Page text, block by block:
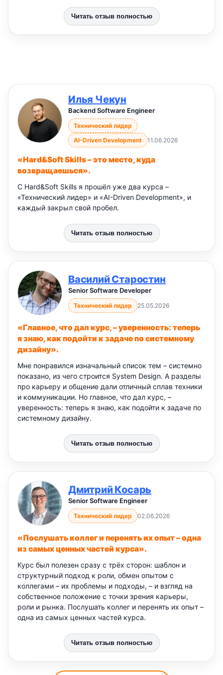
Читать отзыв полностью
Илья Чекун
Backend Software Engineer
Технический лидер
AI-Driven Development
11.06.2026
«Hard&Soft Skills – это место, куда
возвращаешься».
С Hard&Soft Skills я прошёл уже два курса –
«Технический лидер» и «AI-Driven Development», и
каждый закрыл свой пробел.
Читать отзыв полностью
Василий Старостин
Senior Software Developer
Технический лидер 25.05.2026
«Главное, что дал курс, – уверенность: теперь
я знаю, как подойти к задаче по системному
дизайну».
Мне понравился изначальный список тем – системно
показано, из чего строится System Design. А разделы
про карьеру и общение дали отличный сплав техники
и коммуникации. Но главное, что дал курс, –
уверенность: теперь я знаю, как подойти к задаче по
системному дизайну.
Читать отзыв полностью
Дмитрий Косарь
Senior Software Engineer
Технический лидер 02.06.2026
«Послушать коллег и перенять их опыт – одна
из самых ценных частей курса».
Курс был полезен сразу с трёх сторон: шаблон и
структурный подход к роли, обмен опытом с
коллегами – их проблемы и подходы, – и взгляд на
собственное положение с точки зрения карьеры,
роли и рынка. Послушать коллег и перенять их опыт –
одна из самых ценных частей курса.
Читать отзыв полностью